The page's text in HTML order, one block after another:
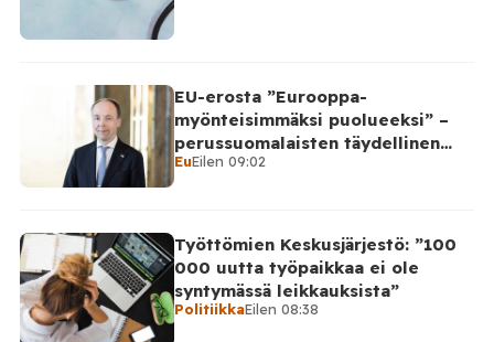
EU-erosta ”Eurooppa-
myönteisimmäksi puolueeksi” –
perussuomalaisten täydellinen
takinkääntö
EuEilen 09:02
Työttömien Keskusjärjestö: ”100
000 uutta työpaikkaa ei ole
syntymässä leikkauksista”
PolitiikkaEilen 08:38